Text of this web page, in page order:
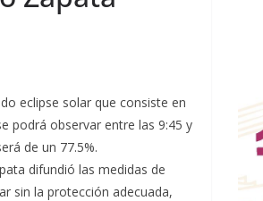
eclipse solar que consiste en
podrá observar entre las 9:45 y
de un 77.5%.
difundió las medidas de
sin la protección adecuada,